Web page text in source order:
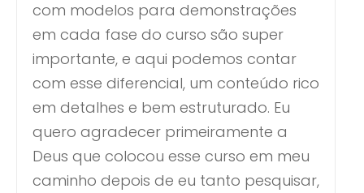
com modelos para demonstrações
em cada fase do curso são super
importante, e aqui podemos contar
com esse diferencial, um conteúdo rico
em detalhes e bem estruturado. Eu
quero agradecer primeiramente a
Deus que colocou esse curso em meu
caminho depois de eu tanto pesquisar,